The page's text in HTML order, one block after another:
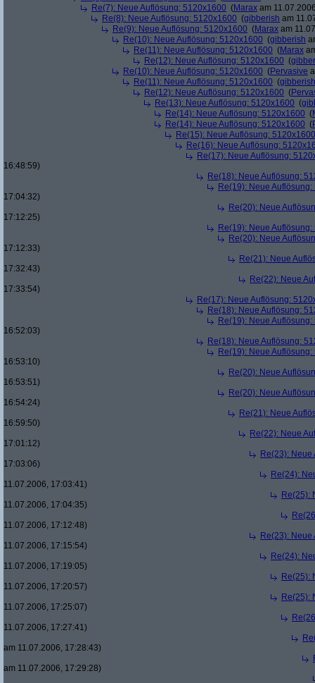
Re(7): Neue Auflösung: 5120x1600 (Marax am
Re(8): Neue Auflösung: 5120x1600 (gibberish am
Re(9): Neue Auflösung: 5120x1600 (Marax am
Re(10): Neue Auflösung: 5120x1600 (gibberish
Re(11): Neue Auflösung: 5120x1600 (Marax
Re(12): Neue Auflösung: 5120x1600 (
Re(10): Neue Auflösung: 5120x1600 (Pervasive
Re(11): Neue Auflösung: 5120x1600 (gibberish
Re(12): Neue Auflösung: 5120x1600 (
Re(13): Neue Auflösung: 5120x1600 (
Re(14): Neue Auflösung: 5120x1600 (
Re(14): Neue Auflösung: 5120x1600 (
Re(15): Neue Auflösung: 5120x1600
Re(16): Neue Auflösung:
Re(17): Neue Auflösung:
16:48:59)
Re(18): Neue Auflösung:
Re(19): Neue
17:04:32)
Re(20): Neue
17:12:25)
Re(19): Neue
Re(20): Neue
17:12:33)
Re(21): Neue
17:32:43)
Re(22): Neue
17:33:54)
Re(17): Neue Auflösung:
Re(18): Neue Auflösung:
Re(19): Neue
16:52:03)
Re(18): Neue Auflösung:
Re(19): Neue
16:53:10)
Re(20): Neue
16:53:51)
Re(20): Neue
16:54:24)
Re(21): Neue
16:59:50)
Re(22): Neue
17:01:12)
Re(23):
17:03:06)
Re(24):
11.07.2006, 17:03:41)
Re(25):
11.07.2006, 17:04:35)
11.07.2006, 17:12:48)
Re(23):
11.07.2006, 17:15:54)
Re(24):
11.07.2006, 17:19:05)
Re(25):
11.07.2006, 17:20:57)
Re(25):
11.07.2006, 17:25:07)
11.07.2006, 17:27:41)
am 11.07.2006, 17:28:43)
am 11.07.2006, 17:29:28)